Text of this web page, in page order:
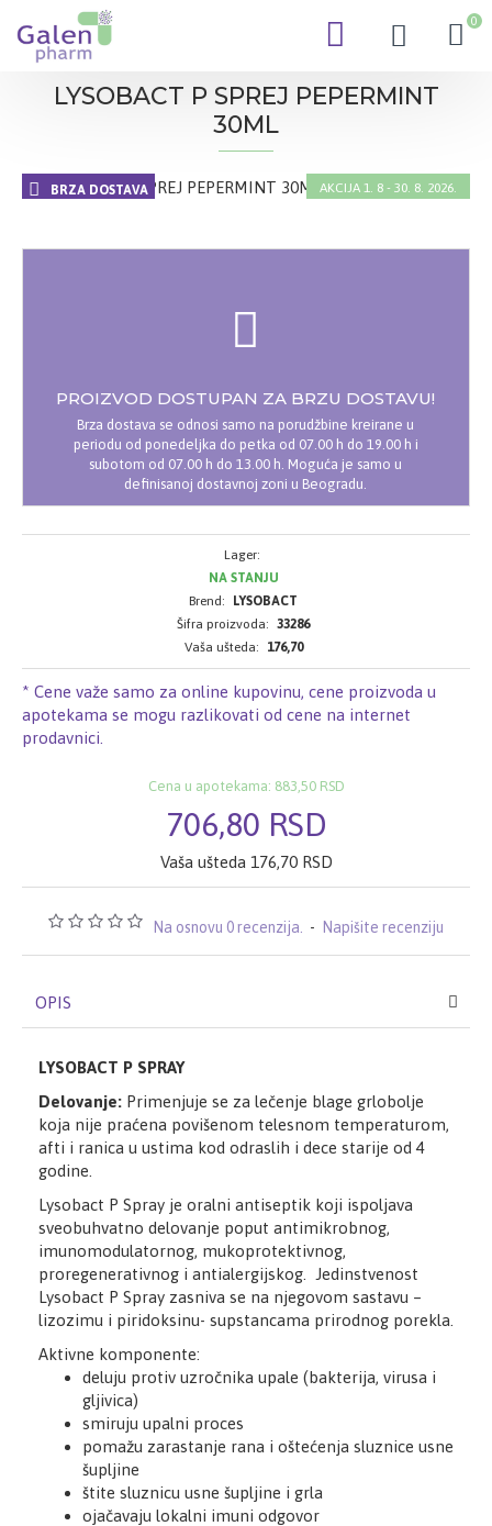
0
LYSOBACT P SPREJ PEPERMINT
30ML
BRZA DOSTAVA AKCIJA 1. 8 - 30. 8. 2026.
PROIZVOD DOSTUPAN ZA BRZU DOSTAVU!
Brza dostava se odnosi samo na porudžbine kreirane u
periodu od ponedeljka do petka od 07.00 h do 19.00 h i
subotom od 07.00 h do 13.00 h. Moguća je samo u
definisanoj dostavnoj zoni u Beogradu.
Na osnovu 0 recenzija. - Napišite recenziju
* Cene važe samo za online kupovinu, cene proizvoda u
apotekama se mogu razlikovati od cene na internet
prodavnici.
706,80 RSD
Cena u apotekama: 883,50 RSD
Vaša ušteda 176,70 RSD
Lager:
NA STANJU
Brend:
LYSOBACT
Šifra proizvoda: 33286
Vaša ušteda:
176,70
OPIS
LYSOBACT P SPRAY
Delovanje: Primenjuje se za lečenje blage grlobolje
koja nije praćena povišenom telesnom temperaturom,
afti i ranica u ustima kod odraslih i dece starije od 4
godine.
Lysobact P Spray je oralni antiseptik koji ispoljava
sveobuhvatno delovanje poput antimikrobnog,
imunomodulatornog, mukoprotektivnog,
proregenerativnog i antialergijskog. Jedinstvenost
Lysobact P Spray zasniva se na njegovom sastavu –
lizozimu i piridoksinu- supstancama prirodnog porekla.
Aktivne komponente:
deluju protiv uzročnika upale (bakterija, virusa i
gljivica)
smiruju upalni proces
pomažu zarastanje rana i oštećenja sluznice usne
šupljine
štite sluznicu usne šupljine i grla
ojačavaju lokalni imuni odgovor